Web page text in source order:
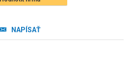
NAPÍSAŤ